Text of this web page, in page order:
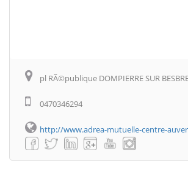
pl RÃ©publique DOMPIERRE SUR
0470346294
http://www.adrea-mutuelle-centre-